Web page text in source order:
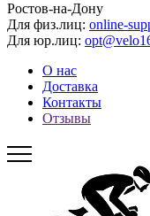
Ростов-на-Дону
Для физ.лиц: online-
Для юр.лиц:
О нас
Доставка
Контакты
Отзывы